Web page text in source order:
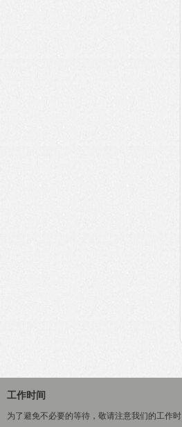
工作时间
为了避免不必要的等待，敬请注意我们的工作时